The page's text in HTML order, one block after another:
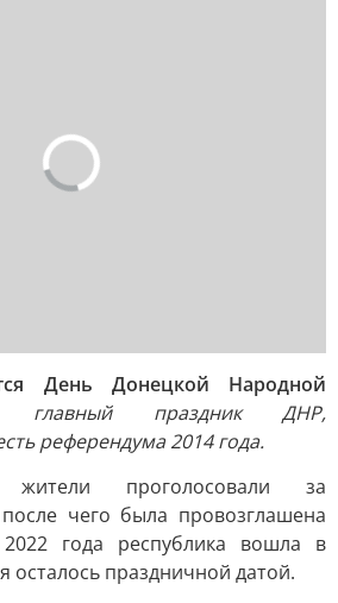
День Донецкой Народной
главный праздник ДНР,
референдума 2014 года.
проголосовали за
чего была провозглашена
года республика вошла в
осталось праздничной датой.